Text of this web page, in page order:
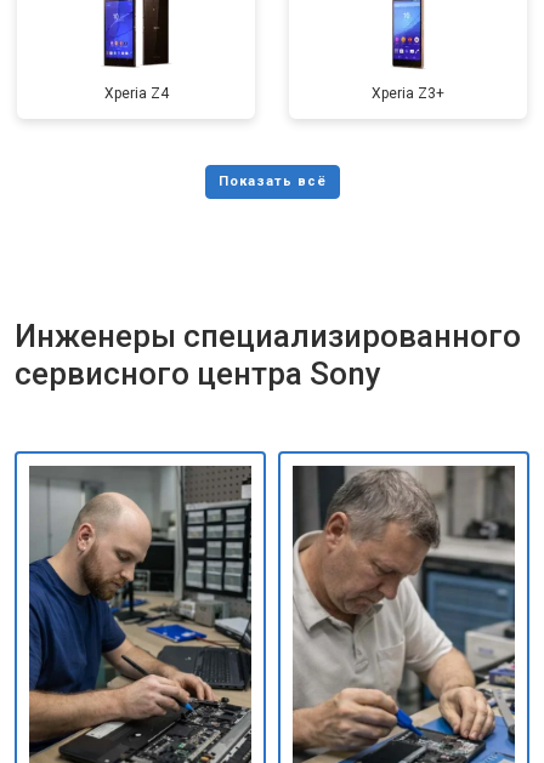
Xperia Z4 Xperia Z3+
Инженеры специализированного
сервисного центра Sony